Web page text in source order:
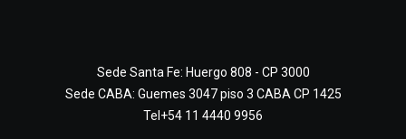
Sede Santa Fe: Huergo 808 - CP 3000
Sede CABA: Guemes 3047 piso 3 CABA CP 1425
Tel+54 11 4440 9956